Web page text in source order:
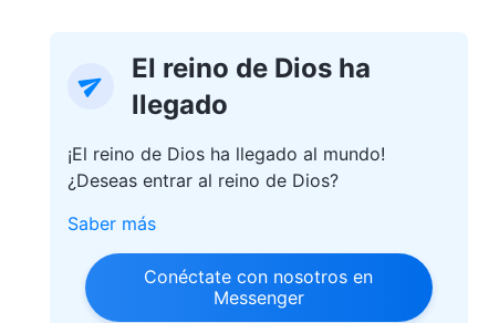
El reino de Dios ha
llegado
¡El reino de Dios ha llegado al mundo!
¿Deseas entrar al reino de Dios?
Saber más
Conéctate con nosotros en
Messenger